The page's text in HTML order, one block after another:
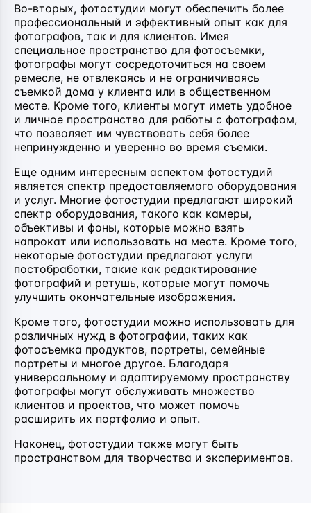
Во-вторых, фотостудии могут обеспечить более
профессиональный и эффективный опыт как для
фотографов, так и для клиентов. Имея
специальное пространство для фотосъемки,
фотографы могут сосредоточиться на своем
ремесле, не отвлекаясь и не ограничиваясь
съемкой дома у клиента или в общественном
месте. Кроме того, клиенты могут иметь удобное
и личное пространство для работы с фотографом,
что позволяет им чувствовать себя более
непринужденно и уверенно во время съемки.
Еще одним интересным аспектом фотостудий
является спектр предоставляемого оборудования
и услуг. Многие фотостудии предлагают широкий
спектр оборудования, такого как камеры,
объективы и фоны, которые можно взять
напрокат или использовать на месте. Кроме того,
некоторые фотостудии предлагают услуги
постобработки, такие как редактирование
фотографий и ретушь, которые могут помочь
улучшить окончательные изображения.
Кроме того, фотостудии можно использовать для
различных нужд в фотографии, таких как
фотосъемка продуктов, портреты, семейные
портреты и многое другое. Благодаря
универсальному и адаптируемому пространству
фотографы могут обслуживать множество
клиентов и проектов, что может помочь
расширить их портфолио и опыт.
Наконец, фотостудии также могут быть
пространством для творчества и экспериментов.